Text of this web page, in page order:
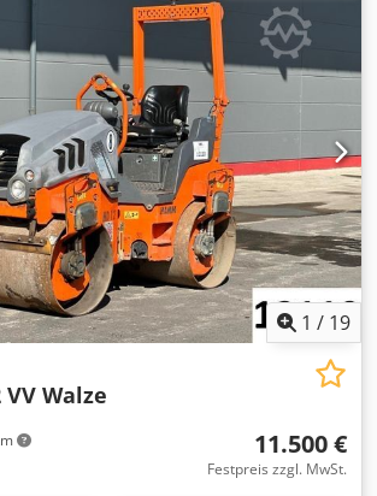
zum Fahrzeug oder für weitere Infos
gerne bequem per WhatsApp Whatsapp
-- Whatsapp Deutsch, Englisch, Arabisch
1 / 19
VV Walze
11.500 €
Festpreis zzgl. MwSt.